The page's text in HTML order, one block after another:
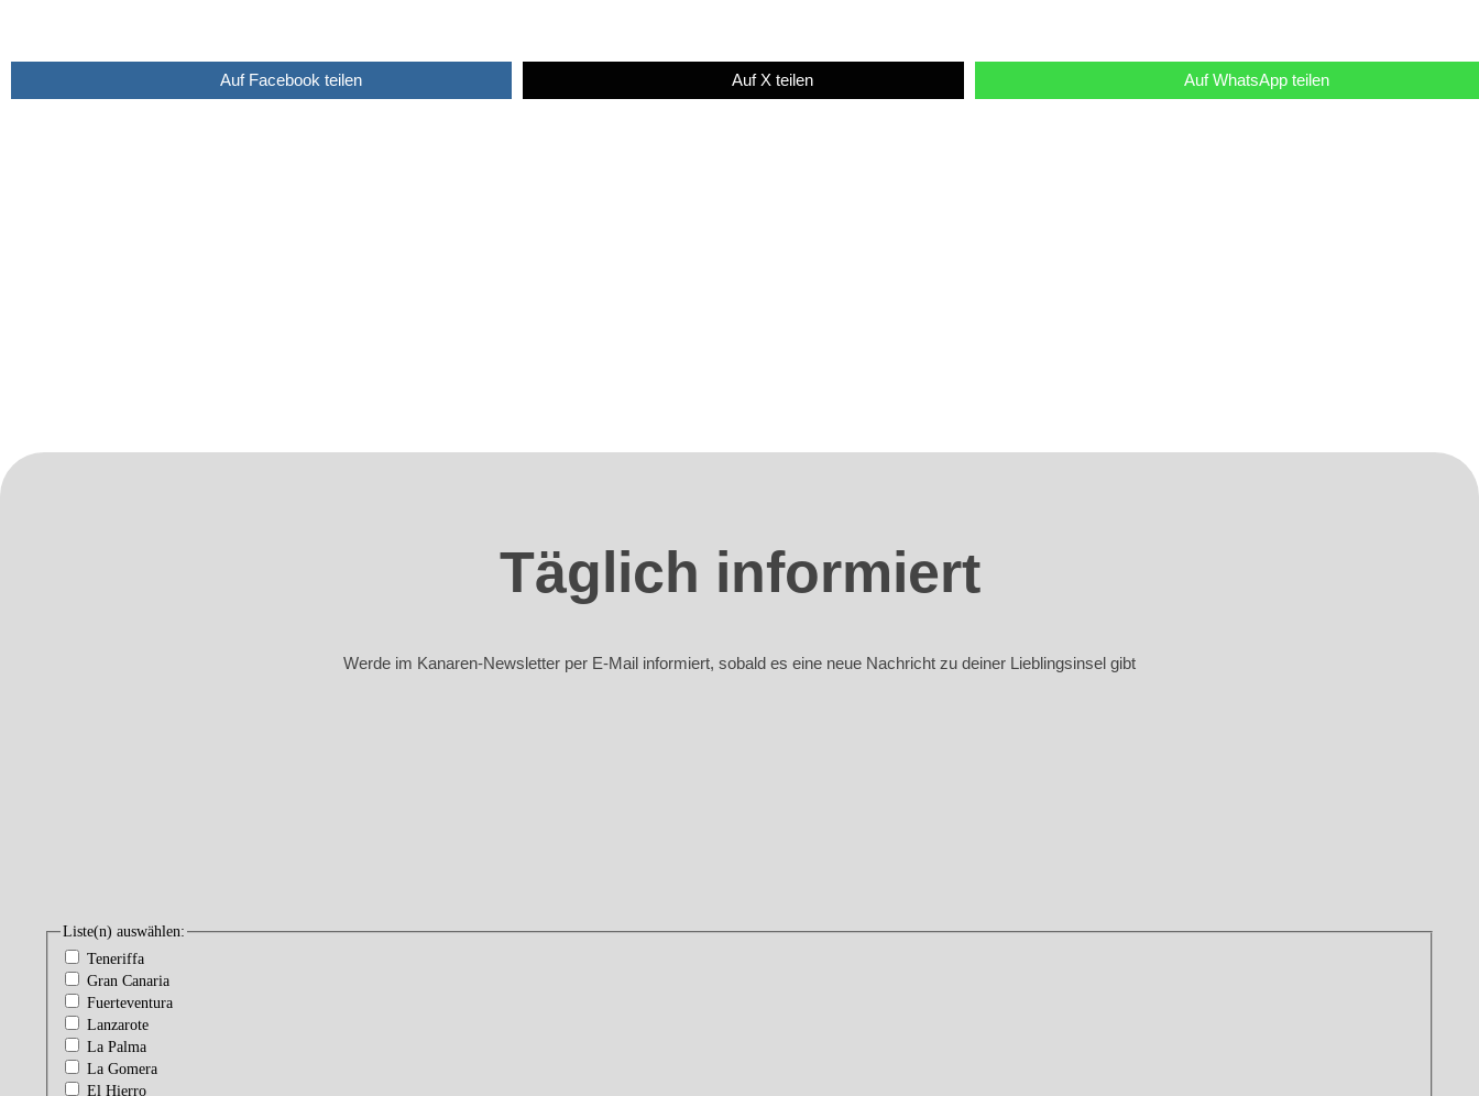
Auf Facebook teilen Auf X teilen Auf WhatsApp teilen
Täglich informiert
Werde im Kanaren-Newsletter per E-Mail informiert, sobald es eine neue Nachricht zu deiner Lieblingsinsel gibt
Liste(n) auswählen:
Teneriffa
Gran Canaria
Fuerteventura
Lanzarote
La Palma
La Gomera
El Hierro